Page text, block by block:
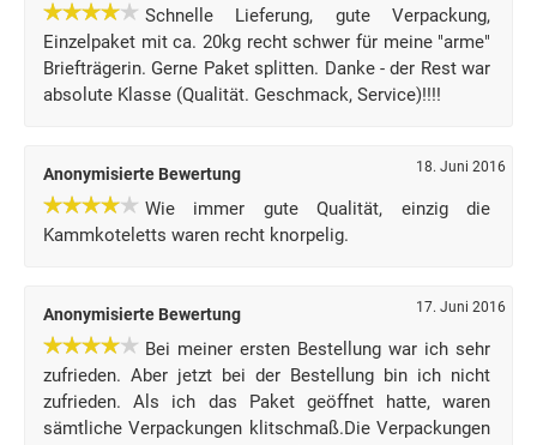
Schnelle Lieferung, gute Verpackung,
Einzelpaket mit ca. 20kg recht schwer für meine "arme"
Briefträgerin. Gerne Paket splitten. Danke - der Rest war
absolute Klasse (Qualität. Geschmack, Service)!!!!
Anonymisierte Bewertung 18. Juni 2016
Wie immer gute Qualität, einzig die
Kammkoteletts waren recht knorpelig.
Anonymisierte Bewertung 17. Juni 2016
Bei meiner ersten Bestellung war ich sehr
zufrieden. Aber jetzt bei der Bestellung bin ich nicht
zufrieden. Als ich das Paket geöffnet hatte, waren
sämtliche Verpackungen klitschmaß.Die Verpackungen